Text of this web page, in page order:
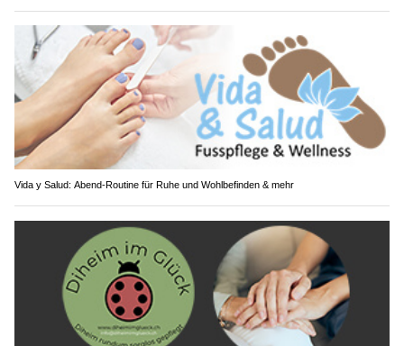
Vida y Salud: Abend-Routine für Ruhe und Wohlbefinden & mehr